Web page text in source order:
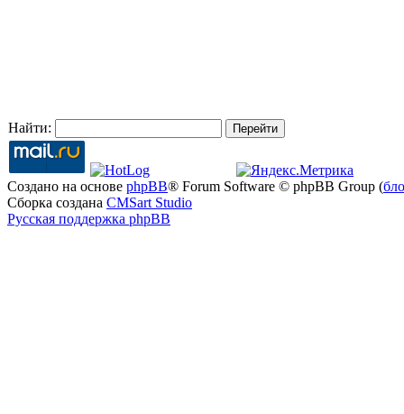
Найти:
Создано на основе phpBB® Forum Software © phpBB Group (
Сборка создана CMSart Studio
Русская поддержка phpBB